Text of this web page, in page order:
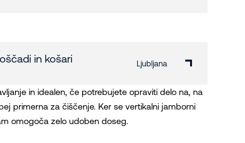
in košari Ljubljana
in idealen, če potrebujete opraviti delo na, na
primerna za čiščenje. Ker se vertikalni jamborni
omogoča zelo udoben doseg.